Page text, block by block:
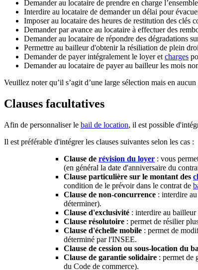
Demander au locataire de prendre en charge
Interdire au locataire de demander un délai pour
Imposer au locataire des heures de restitution des clés
Demander par avance au locataire à effectuer des
Demander au locataire de répondre des dégradations
Permettre au bailleur d'obtenir la résiliation de plein
Demander de payer intégralement le loyer etcharges
Demander au locataire de payer au bailleur les mois
Veuillez noter qu’il s’agit d’une large sélection mais en
Clauses facultatives
Afin de personnaliser le bail de location, il est possible
Il est préférable d'intégrer les clauses suivantes selon les cas :
Clause de révision du loyer : vous
(en général la date d'anniversaire du
Clause particulière sur le montant des
condition de le prévoir dans le contrat de
Clause de non-concurrence : interdire
déterminer).
Clause d'exclusivité : interdire au
Clause résolutoire : permet de résilier
Clause d'échelle mobile : permet de
déterminé par l'INSEE.
Clause de cession ou sous-location du
Clause de garantie solidaire : permet de
du Code de commerce).